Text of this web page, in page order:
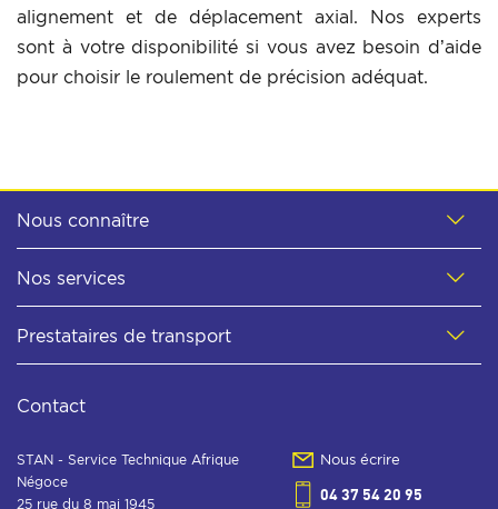
alignement et de déplacement axial. Nos experts
sont à votre disponibilité si vous avez besoin d’aide
pour choisir le roulement de précision adéquat.
Nous connaître
Nos services
Prestataires de transport
Contact
STAN - Service Technique Afrique
Négoce
25 rue du 8 mai 1945
Nous écrire
04 37 54 20 95